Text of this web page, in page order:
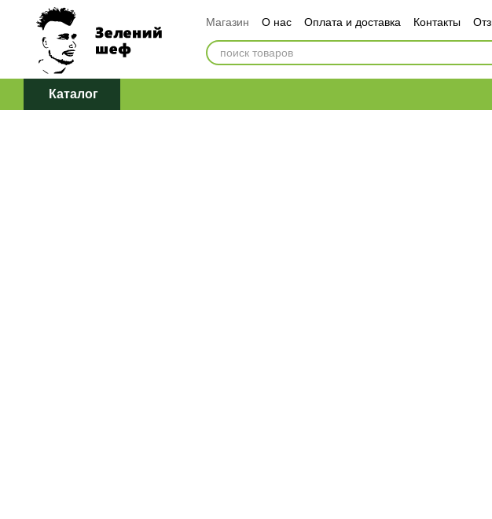
Перейти к основному контенту
Магазин О нас Оплата и доставка Контакты
Обмен и возврат
Договор публичной оферты
Политика конфиденциальности
Каталог